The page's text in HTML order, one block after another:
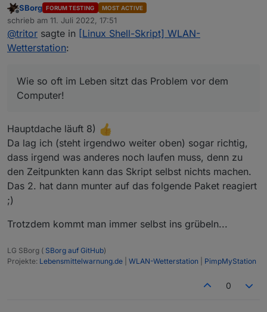
Wie so oft im Leben sitzt das Problem vor dem Computer!
Hab den Fehler gefunden - soweit alles gut.
Nachdem ich den Service in meiner Proxmox7 VM
gestoppt habe und im simple adapter immer noch alle 15
einem anderen System kommen.
auch das Wetterscript ändern sollen. Aus diesem kamen
die Daten. Nachdem ich dort in Proxmox6 Testsystem
Service und Files/Folders
Livesystem das Script aktiviert habe, kommen die
Wetterdaten alle 15 Minuten nur 1x und alles geht soweit
ich das im Log gesehen habe seinen gewohnten Gang.
Also sollte so ein Fehler nochmals vorkommen, dann ist
wahrscheinlich ein altes oder ein Testsystem noch aktiv.
Offline
SBorg FORUM TESTING MOST ACTIVE
schrieb am 11. Juli 2022, 17:51
zuletzt editiert von
@tritor sagte in [Linux Shell-Skript] WLAN-
Wetterstation:
Wie so oft im Leben sitzt das Problem vor dem
Computer!
Hauptdache läuft 8)
Da lag ich (steht irgendwo weiter oben) sogar richtig,
dass irgend was anderes noch laufen muss, denn zu
den Zeitpunkten kann das Skript selbst nichts machen.
Das 2. hat dann munter auf das folgende Paket reagiert
;)
Trotzdem kommt man immer selbst ins grübeln...
LG SBorg ( SBorg auf GitHub)
Projekte: Lebensmittelwarnung.de WLAN-Wetterstation PimpMyStation
0